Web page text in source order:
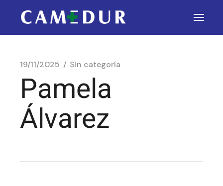
19/11/2025 Sin categoría
Pamela
Álvarez